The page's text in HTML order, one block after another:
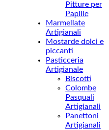
Pitture per
Papille
Marmellate
Artigianali
Mostarde dolci e
piccanti
Pasticceria
Artigianale
Biscotti
Colombe
Pasquali
Artigianali
Panettoni
Artigianali